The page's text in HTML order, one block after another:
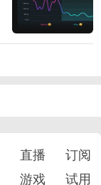
直播
订阅
游戏 试用